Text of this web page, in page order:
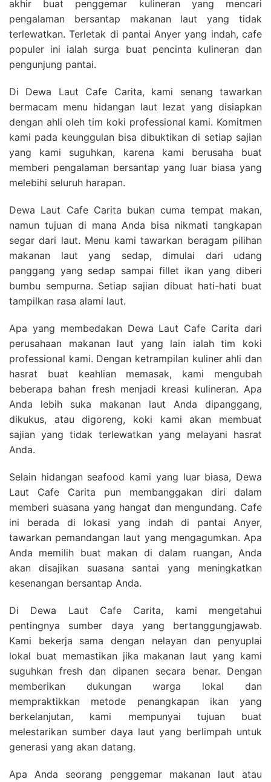
akhir buat penggemar kulineran yang mencari
pengalaman bersantap makanan laut yang tidak
terlewatkan. Terletak di pantai Anyer yang indah, cafe
populer ini ialah surga buat pencinta kulineran dan
pengunjung pantai.
Di Dewa Laut Cafe Carita, kami senang tawarkan
bermacam menu hidangan laut lezat yang disiapkan
dengan ahli oleh tim koki professional kami. Komitmen
kami pada keunggulan bisa dibuktikan di setiap sajian
yang kami suguhkan, karena kami berusaha buat
memberi pengalaman bersantap yang luar biasa yang
melebihi seluruh harapan.
Dewa Laut Cafe Carita bukan cuma tempat makan,
namun tujuan di mana Anda bisa nikmati tangkapan
segar dari laut. Menu kami tawarkan beragam pilihan
makanan laut yang sedap, dimulai dari udang
panggang yang sedap sampai fillet ikan yang diberi
bumbu sempurna. Setiap sajian dibuat hati-hati buat
tampilkan rasa alami laut.
Apa yang membedakan Dewa Laut Cafe Carita dari
perusahaan makanan laut yang lain ialah tim koki
professional kami. Dengan ketrampilan kuliner ahli dan
hasrat buat keahlian memasak, kami mengubah
beberapa bahan fresh menjadi kreasi kulineran. Apa
Anda lebih suka makanan laut Anda dipanggang,
dikukus, atau digoreng, koki kami akan membuat
sajian yang tidak terlewatkan yang melayani hasrat
Anda.
Selain hidangan seafood kami yang luar biasa, Dewa
Laut Cafe Carita pun membanggakan diri dalam
memberi suasana yang hangat dan mengundang. Cafe
ini berada di lokasi yang indah di pantai Anyer,
tawarkan pemandangan laut yang mengagumkan. Apa
Anda memilih buat makan di dalam ruangan, Anda
akan disajikan suasana santai yang meningkatkan
kesenangan bersantap Anda.
Di Dewa Laut Cafe Carita, kami mengetahui
pentingnya sumber daya yang bertanggungjawab.
Kami bekerja sama dengan nelayan dan penyuplai
lokal buat memastikan jika makanan laut yang kami
suguhkan fresh dan dipanen secara benar. Dengan
memberikan dukungan warga lokal dan
mempraktikkan metode penangkapan ikan yang
berkelanjutan, kami mempunyai tujuan buat
melestarikan sumber daya laut yang berlimpah untuk
generasi yang akan datang.
Apa Anda seorang penggemar makanan laut atau